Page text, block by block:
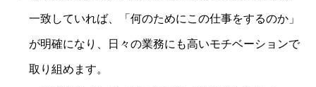
一致していれば、「何のためにこの仕事をするのか」
が明確になり、日々の業務にも高いモチベーションで
取り組めます。